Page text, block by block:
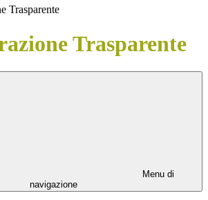
Trasparente
Trasparente
Menu di
navigazione